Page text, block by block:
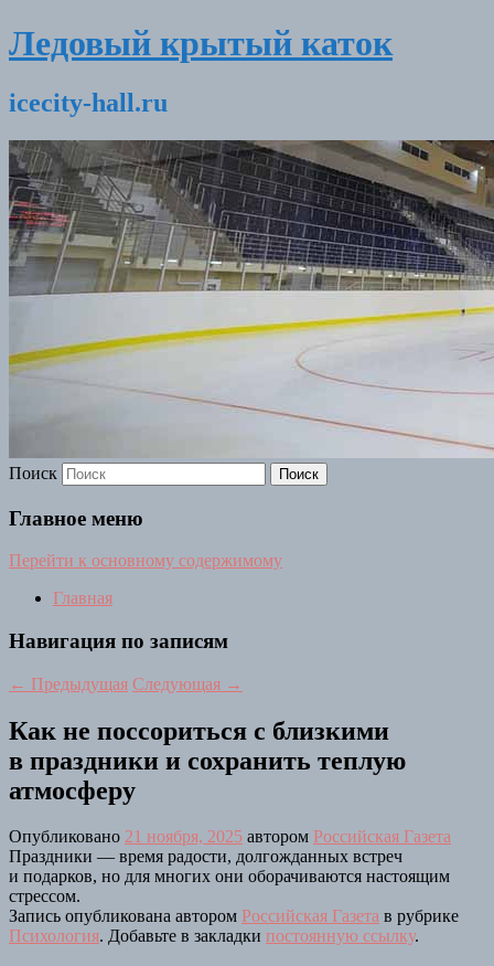
Ледовый крытый каток
icecity-hall.ru
Поиск
Главное меню
Перейти к основному содержимому
Главная
Навигация по записям
← Предыдущая Следующая →
Как не поссориться с близкими
в праздники и сохранить теплую
атмосферу
Опубликовано 21 ноября, 2025 автором Российская Газета
Праздники — время радости, долгожданных встреч
и подарков, но для многих они оборачиваются настоящим
стрессом.
Запись опубликована автором Российская Газета в рубрике
Психология. Добавьте в закладки постоянную ссылку.